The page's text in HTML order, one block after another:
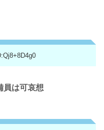
員は可哀想